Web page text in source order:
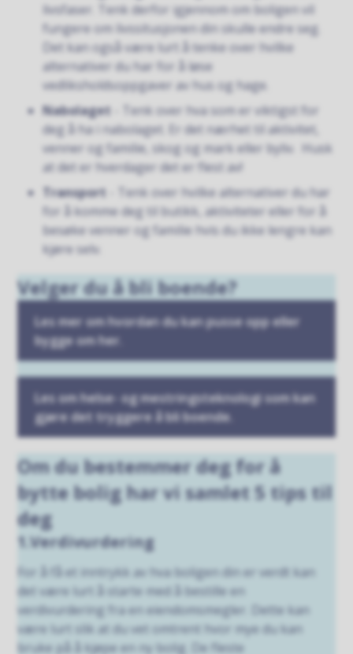
livsfaser. Tenk derfor igjennom om boligen vil
fungere om livssitusjonen din skulle endre seg.
Det kan også være lurt å tenke over hvilke
alternativer du har for å løse
vedliksholdsoppgaver av hus og hage.
Nabolaget - Tenk over hva som er viktigst for
deg å ha i nabolaget. Er det nærhet til aktivitet,
venner og familie, skog og mark eller byliv. Husk
at det er hverdager det er flest av!
Transport - Tenk over hvilke alternativer du har
for å komme deg til butikk, aktiviteter eller for å
besøke venner og familie hvis du ikke lengre kan
kjøre selv.
Velger du å bli boende?
Les mer om hvordan du kan pusse opp eller
bygge om her.
Les om helse- og mestringsteknologi som kan
gjøre det tryggere å bli boende.
Om du bestemmer deg for å
bytte bolig har vi samlet 5 tips til
deg
1.Verdivurdering
For å få et inntrykk av hva boligen din er verdt kan
det være lurt å starte med å bestille en
verdivurdering fra en eiendomsmegler. Dette kan
være lurt slik at du vet omtrent hvor mye du kan
bruke på å kjøpe en ny bolig. De fleste